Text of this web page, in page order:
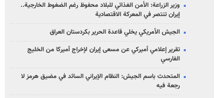
وزير الزراعة: الأمن الغذائي للبلاد محفوظ رغم الضغوط الخارجية..
إيران تنتصر في المعركة الاقتصادية
الجيش الأمريكي يخلي قاعدة الحرير بكردستان العراق
تقرير إعلامي أميركي عن مسعى إيران لإخراج أميركا من الخليج
الفارسي
المتحدث باسم الجيش: النظام الإيراني السائد في مضيق هرمز لا
رجعة فيه